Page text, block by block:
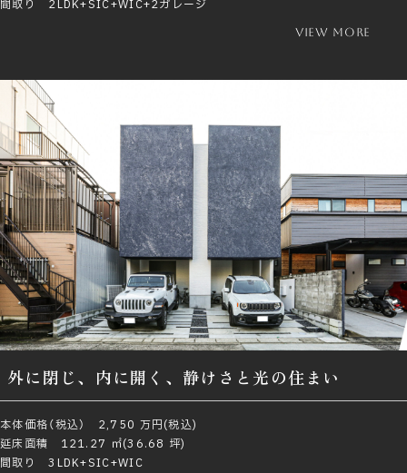
間取り 2LDK+SIC+WIC+2ガレージ
view more
外に閉じ、内に開く、静けさと光の住まい
本体価格（税込） 2,750 万円(税込)
延床面積 121.27 ㎡(36.68 坪)
間取り 3LDK+SIC+WIC